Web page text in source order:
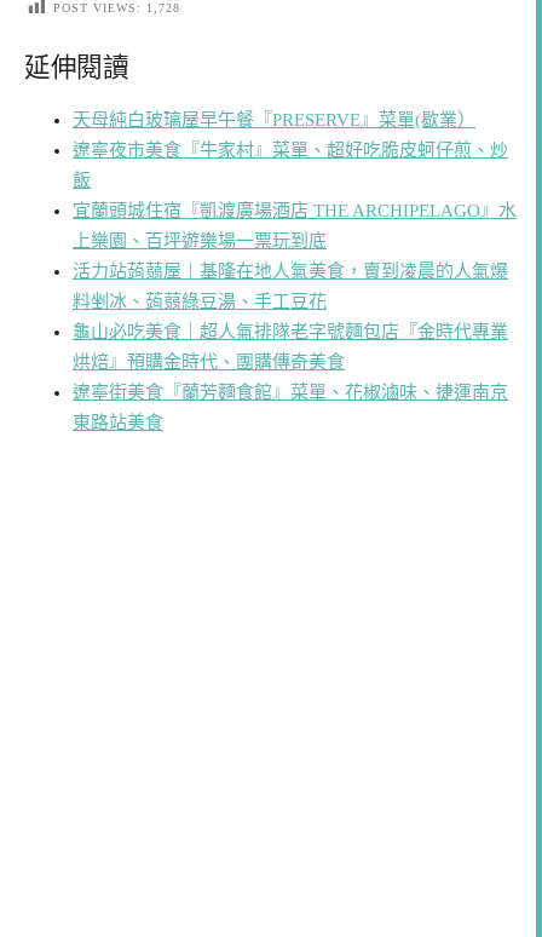
POST VIEWS: 1,728
延伸閱讀
天母純白玻璃屋早午餐『PRESERVE』菜單(歇業）
遼寧夜市美食『牛家村』菜單、超好吃脆皮蚵仔煎、炒
飯
宜蘭頭城住宿『凱渡廣場酒店 THE ARCHIPELAGO』水
上樂園、百坪遊樂場一票玩到底
活力站蒟蒻屋｜基隆在地人氣美食，賣到凌晨的人氣爆
料剉冰、蒟蒻綠豆湯、手工豆花
龜山必吃美食｜超人氣排隊老字號麵包店『金時代專業
烘焙』預購金時代、團購傳奇美食
遼寧街美食『蘭芳麵食館』菜單、花椒滷味、捷運南京
東路站美食